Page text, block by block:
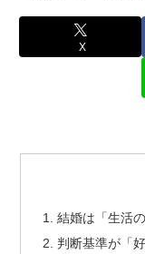
X
結婚は「生活
判断基準が「